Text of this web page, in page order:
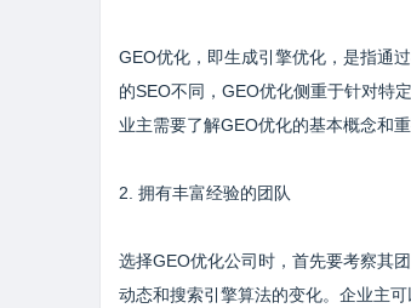
GEO优化，即生成引擎优化，是指通
的SEO不同，GEO优化侧重于针对特
业主需要了解GEO优化的基本概念和重
2. 拥有丰富经验的团队
选择GEO优化公司时，首先要考察其
动态和搜索引擎算法的变化。企业主